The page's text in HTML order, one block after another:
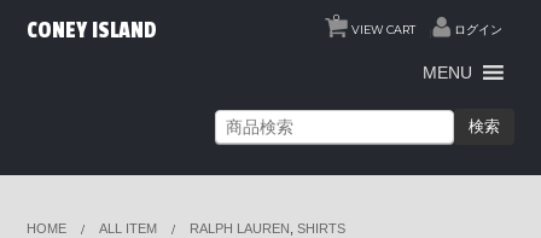
VIEW CART
0
ログイン
CONEY ISLAND
MENU
検索
HOME ALL ITEM RALPH LAUREN ,SHIRTS